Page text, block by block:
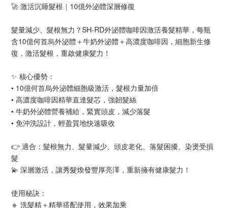
🚀 激活沉睡髮根｜10億外泌體深層修復
髮量減少、髮根無力？SH-RD外泌體咖啡因激活養髮精華，每瓶
含10億何首烏外泌體＋牛奶外泌體＋高濃度咖啡因，細胞新生修
復，激活髮根，重啟健康髮力！
✨ 核心優勢：
• 10億何首烏外泌體細胞級激活，髮根力量加倍
• 高濃度咖啡因精華直達髮芯，強韌髮絲
• 牛奶外泌體營養補給，緊實頭皮，減少落髮
• 免沖洗設計，輕盈質地快速吸收
👉 適合：髮根無力、髮量減少、頭皮老化、落髮困擾、染燙受損
髮
💫 深層激活，讓秀髮煥發豐厚亮澤，重新擁有健康髮力！
使用秘訣：
🔹 洗髮精＋精華搭配使用，效果加乘